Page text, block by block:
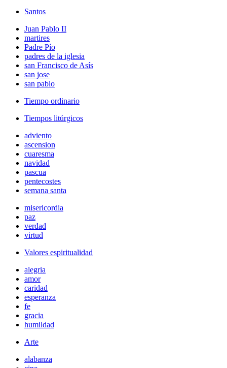
Santos
Juan Pablo II
martires
Padre Pío
padres de la iglesia
san Francisco de Asís
san jose
san pablo
Tiempo ordinario
Tiempos litúrgicos
adviento
ascension
cuaresma
navidad
pascua
pentecostes
semana santa
misericordia
paz
verdad
virtud
Valores espiritualidad
alegria
amor
caridad
esperanza
fe
gracia
humildad
Arte
alabanza